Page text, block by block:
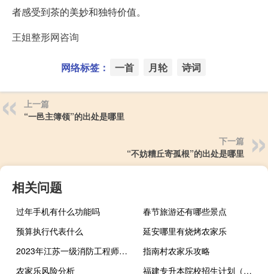
者感受到茶的美妙和独特价值。
王姐整形网咨询
网络标签： 一首 月轮 诗词
上一篇
“一邑主簿领”的出处是哪里
下一篇
“不妨糟丘寄孤根”的出处是哪里
相关问题
过年手机有什么功能吗
春节旅游还有哪些景点
预算执行代表什么
延安哪里有烧烤农家乐
2023年江苏一级消防工程师哪天报名
指南村农家乐攻略
农家乐风险分析
福建专升本院校招生计划（福建专升本院校）